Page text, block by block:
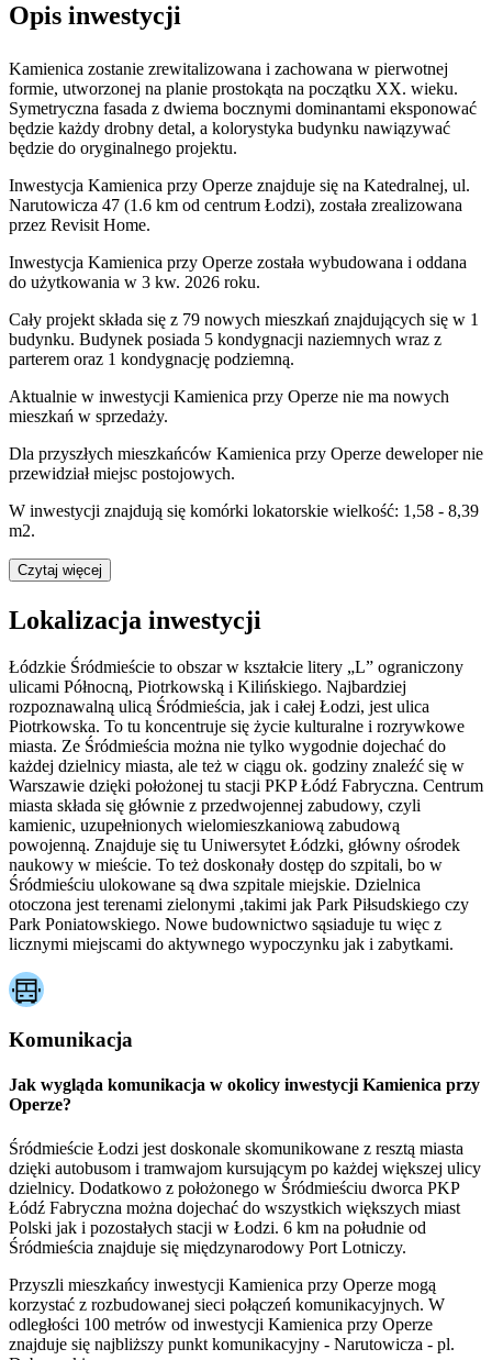
Opis inwestycji
Kamienica zostanie zrewitalizowana i zachowana w pierwotnej
formie, utworzonej na planie prostokąta na początku XX. wieku.
Symetryczna fasada z dwiema bocznymi dominantami eksponować
będzie każdy drobny detal, a kolorystyka budynku nawiązywać
będzie do oryginalnego projektu.
Inwestycja Kamienica przy Operze znajduje się na Katedralnej, ul.
Narutowicza 47 (1.6 km od centrum Łodzi), została zrealizowana
przez Revisit Home.
Inwestycja Kamienica przy Operze została wybudowana i oddana
do użytkowania w 3 kw. 2026 roku.
Cały projekt składa się z 79 nowych mieszkań znajdujących się w 1
budynku. Budynek posiada 5 kondygnacji naziemnych wraz z
parterem oraz 1 kondygnację podziemną.
Aktualnie w inwestycji Kamienica przy Operze nie ma nowych
mieszkań w sprzedaży.
Dla przyszłych mieszkańców Kamienica przy Operze deweloper nie
przewidział miejsc postojowych.
W inwestycji znajdują się komórki lokatorskie wielkość: 1,58 - 8,39
m2.
Czytaj więcej
Lokalizacja inwestycji
Łódzkie Śródmieście to obszar w kształcie litery „L” ograniczony
ulicami Północną, Piotrkowską i Kilińskiego. Najbardziej
rozpoznawalną ulicą Śródmieścia, jak i całej Łodzi, jest ulica
Piotrkowska. To tu koncentruje się życie kulturalne i rozrywkowe
miasta. Ze Śródmieścia można nie tylko wygodnie dojechać do
każdej dzielnicy miasta, ale też w ciągu ok. godziny znaleźć się w
Warszawie dzięki położonej tu stacji PKP Łódź Fabryczna. Centrum
miasta składa się głównie z przedwojennej zabudowy, czyli
kamienic, uzupełnionych wielomieszkaniową zabudową
powojenną. Znajduje się tu Uniwersytet Łódzki, główny ośrodek
naukowy w mieście. To też doskonały dostęp do szpitali, bo w
Śródmieściu ulokowane są dwa szpitale miejskie. Dzielnica
otoczona jest terenami zielonymi ,takimi jak Park Piłsudskiego czy
Park Poniatowskiego. Nowe budownictwo sąsiaduje tu więc z
licznymi miejscami do aktywnego wypoczynku jak i zabytkami.
Komunikacja
Jak wygląda komunikacja w okolicy inwestycji Kamienica przy
Operze?
Śródmieście Łodzi jest doskonale skomunikowane z resztą miasta
dzięki autobusom i tramwajom kursującym po każdej większej ulicy
dzielnicy. Dodatkowo z położonego w Śródmieściu dworca PKP
Łódź Fabryczna można dojechać do wszystkich większych miast
Polski jak i pozostałych stacji w Łodzi. 6 km na południe od
Śródmieścia znajduje się międzynarodowy Port Lotniczy.
Przyszli mieszkańcy inwestycji Kamienica przy Operze mogą
korzystać z rozbudowanej sieci połączeń komunikacyjnych. W
odległości 100 metrów od inwestycji Kamienica przy Operze
znajduje się najbliższy punkt komunikacyjny - Narutowicza - pl.